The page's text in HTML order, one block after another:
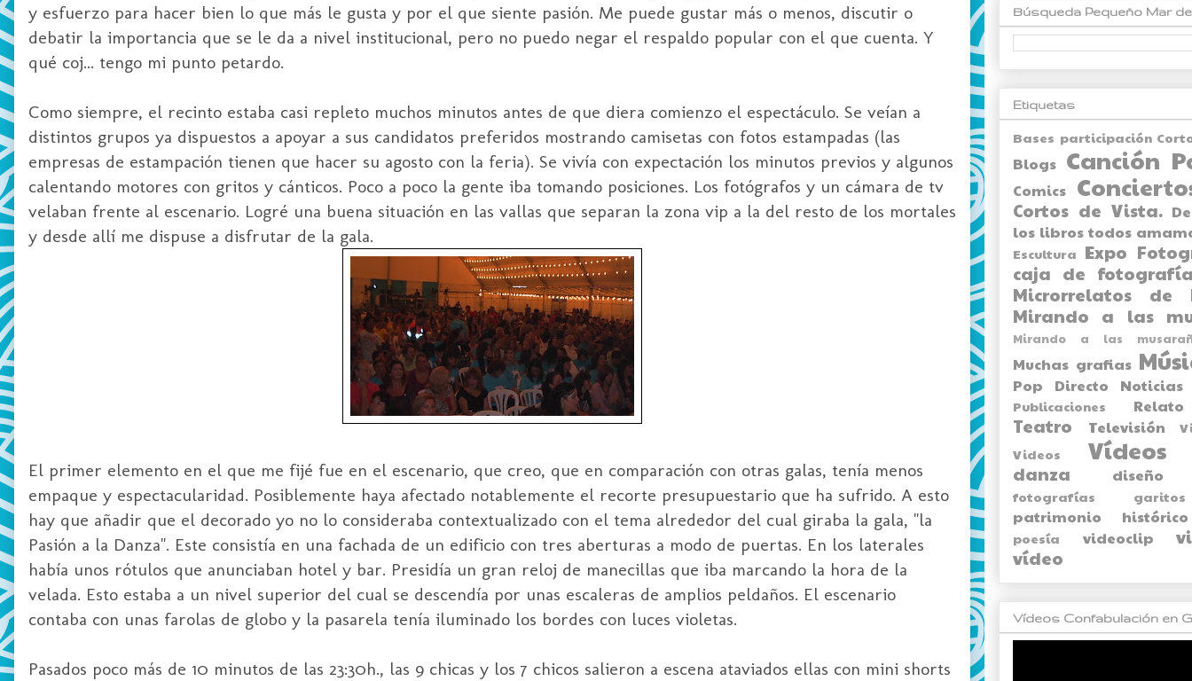
y esfuerzo para hacer bien lo que más le gusta y por el que siente pasión. Me puede gustar más o menos, discutir o
debatir la importancia que se le da a nivel institucional, pero no puedo negar el respaldo popular con el que cuenta. Y
qué coj... tengo mi punto petardo.
Como siempre, el recinto estaba casi repleto muchos minutos antes de que diera comienzo el espectáculo. Se veían a
distintos grupos ya dispuestos a apoyar a sus candidatos preferidos mostrando camisetas con fotos estampadas (las
empresas de estampación tienen que hacer su agosto con la feria). Se vivía con expectación los minutos previos y algunos
calentando motores con gritos y cánticos. Poco a poco la gente iba tomando posiciones. Los fotógrafos y un cámara de tv
velaban frente al escenario. Logré una buena situación en las vallas que separan la zona vip a la del resto de los mortales
y desde allí me dispuse a disfrutar de la gala.
El primer elemento en el que me fijé fue en el escenario, que creo, que en comparación con otras galas, tenía menos
empaque y espectacularidad. Posiblemente haya afectado notablemente el recorte presupuestario que ha sufrido. A esto
hay que añadir que el decorado yo no lo consideraba contextualizado con el tema alrededor del cual giraba la gala, "la
Pasión a la Danza". Este consistía en una fachada de un edificio con tres aberturas a modo de puertas. En los laterales
había unos rótulos que anunciaban hotel y bar. Presidía un gran reloj de manecillas que iba marcando la hora de la
velada. Esto estaba a un nivel superior del cual se descendía por unas escaleras de amplios peldaños. El escenario
contaba con unas farolas de globo y la pasarela tenía iluminado los bordes con luces violetas.
Pasados poco más de 10 minutos de las 23:30h., las 9 chicas y los 7 chicos salieron a escena ataviados ellas con mini shorts
Búsqueda Pequeño Mar
Etiquetas
Bases participación
Blogs Canción
Comics
Cortos de Vista.
los libros todos
Escultura Expo
caja de
Microrrelatos de
Mirando a las
Mirando a las
Muchas grafias
Pop Directo Noticias
Publicaciones Relato
Teatro Televisión
Videos
Vídeos
danza diseño
fotografías garitos
patrimonio histórico
poesía videoclip
vídeo
Vídeos Confabulación en